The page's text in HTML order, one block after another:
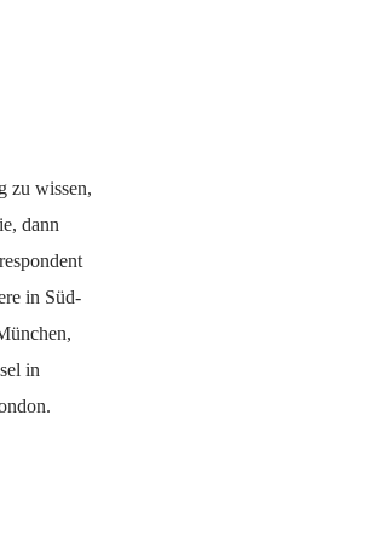
zu wissen,
dann
in Süd-
in